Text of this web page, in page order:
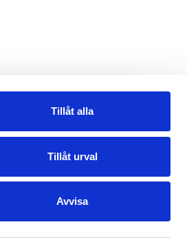
Tillåt alla
Tillåt urval
Avvisa